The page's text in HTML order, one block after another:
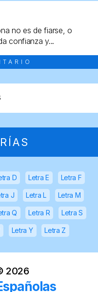
no es de fiarse, o
confianza y...
D Letra E Letra F
J Letra L Letra M
Q Letra R Letra S
Letra Y Letra Z
2026